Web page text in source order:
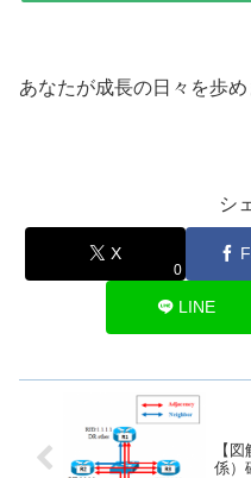
あなたが成長の日々を歩め
シ
X
0
LINE
【
係）